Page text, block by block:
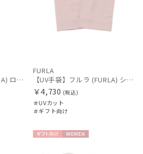
【UV手袋】フルラ (FURLA) ロング ＵＶ手袋 ロゴ刺繍 指無し
FURLA
【UV手袋】フルラ (FURLA) ショート ＵＶ手袋 シアーフラワー 指無し 接触冷感
￥4,730 (税込)
＃UVカット
＃ギフト向け